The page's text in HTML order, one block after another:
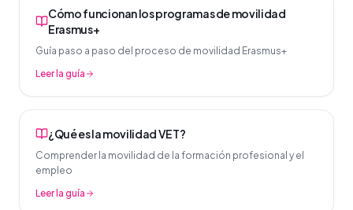
Cómo funcionan los programas de movilidad
Erasmus+
Guía paso a paso del proceso de movilidad Erasmus+
Leer la guía
¿Qué es la movilidad VET?
Comprender la movilidad de la formación profesional y el
empleo
Leer la guía